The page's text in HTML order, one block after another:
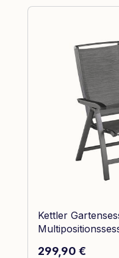
Produktgalerie
Kettler
Regulärer Preis:
299,90 €